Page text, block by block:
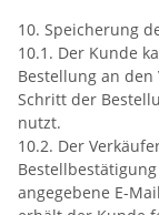
10. Speicherung
10.1. Der Kunde
Bestellung an
Schritt der
nutzt.
10.2. Der
angegebene E-